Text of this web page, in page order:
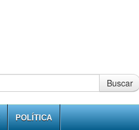
Buscar
POLÍTICA